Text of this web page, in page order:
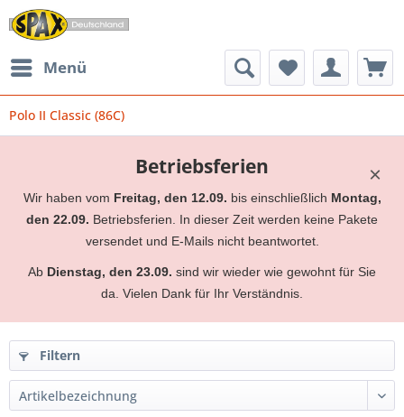
Menü
Polo II Classic (86C)
×
Betriebsferien
Wir haben vom Freitag, den 12.09. bis einschließlich Montag,
den 22.09. Betriebsferien. In dieser Zeit werden keine Pakete
versendet und E-Mails nicht beantwortet.
Ab Dienstag, den 23.09. sind wir wieder wie gewohnt für Sie
da. Vielen Dank für Ihr Verständnis.
Filtern